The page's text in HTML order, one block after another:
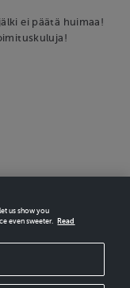
ei päätä huimaa!
IN MINUTES.
us show you
even sweeter.
Read